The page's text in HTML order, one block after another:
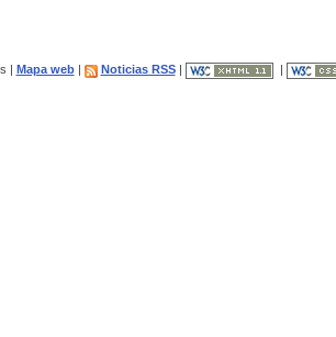
| Mapa web| Noticias RSS|